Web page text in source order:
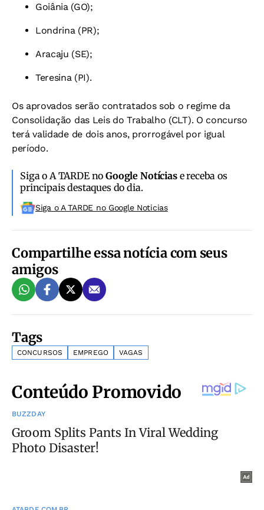
Goiânia (GO);
Londrina (PR);
Aracaju (SE);
Teresina (PI).
Os aprovados serão contratados sob o regime da
Consolidação das Leis do Trabalho (CLT). O concurso
terá validade de dois anos, prorrogável por igual
período.
Siga o A TARDE noGoogle Notíciase receba os
principais destaques do dia.
Siga o A TARDE no Google Noticias
Compartilhe essa notícia com seus
amigos
Tags
CONCURSOS EMPREGO VAGAS